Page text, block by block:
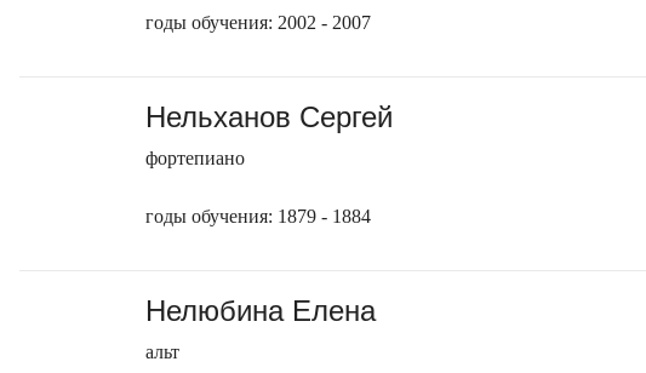
годы обучения: 2002 - 2007
Нельханов Сергей
фортепиано
годы обучения: 1879 - 1884
Нелюбина Елена
альт